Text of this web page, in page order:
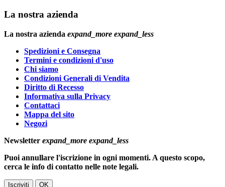
La nostra azienda
La nostra azienda expand_more expand_less
Spedizioni e Consegna
Termini e condizioni d'uso
Chi siamo
Condizioni Generali di Vendita
Diritto di Recesso
Informativa sulla Privacy
Contattaci
Mappa del sito
Negozi
Newsletter expand_more expand_less
Puoi annullare l'iscrizione in ogni momenti. A questo scopo,
cerca le info di contatto nelle note legali.